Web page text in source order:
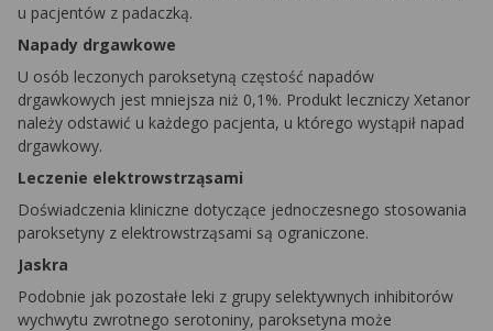
u pacjentów z padaczką.
Napady drgawkowe
U osób leczonych paroksetyną częstość napadów
drgawkowych jest mniejsza niż 0,1%. Produkt leczniczy Xetanor
należy odstawić u każdego pacjenta, u którego wystąpił napad
drgawkowy.
Leczenie elektrowstrząsami
Doświadczenia kliniczne dotyczące jednoczesnego stosowania
paroksetyny z elektrowstrząsami są ograniczone.
Jaskra
Podobnie jak pozostałe leki z grupy selektywnych inhibitorów
wychwytu zwrotnego serotoniny, paroksetyna może